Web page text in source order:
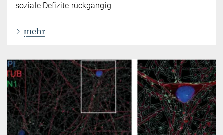
soziale Defizite rückgängig
mehr